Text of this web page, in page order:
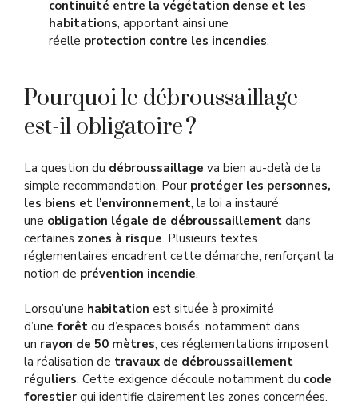
continuité entre la végétation dense et les
habitations, apportant ainsi une
réelle protection contre les incendies.
Pourquoi le débroussaillage
est-il obligatoire ?
La question du débroussaillage va bien au-delà de la
simple recommandation. Pour protéger les personnes,
les biens et l’environnement, la loi a instauré
une obligation légale de débroussaillement dans
certaines zones à risque. Plusieurs textes
réglementaires encadrent cette démarche, renforçant la
notion de prévention incendie.
Lorsqu’une habitation est située à proximité
d’une forêt ou d’espaces boisés, notamment dans
un rayon de 50 mètres, ces réglementations imposent
la réalisation de travaux de débroussaillement
réguliers. Cette exigence découle notamment du code
forestier qui identifie clairement les zones concernées.